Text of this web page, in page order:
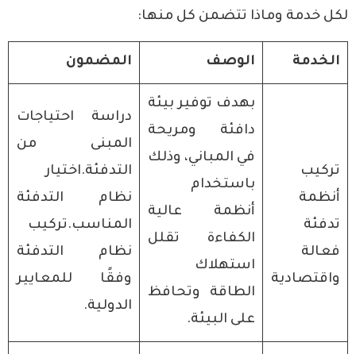
لكل خدمة وماذا تتضمن كل منها:
الخدمة الوصف المضمون
تركيب
أنظمة
تدفئة
فعالة
واقتصادية
بهدف توفير بيئة
دافئة ومريحة
في المباني، وذلك
باستخدام
أنظمة عالية
الكفاءة تقلل
استهلاك
الطاقة وتحافظ
على البيئة.
دراسة احتياجات
المبنى من
التدفئة.اختيار
نظام التدفئة
المناسب.تركيب
نظام التدفئة
وفقًا للمعايير
الدولية.